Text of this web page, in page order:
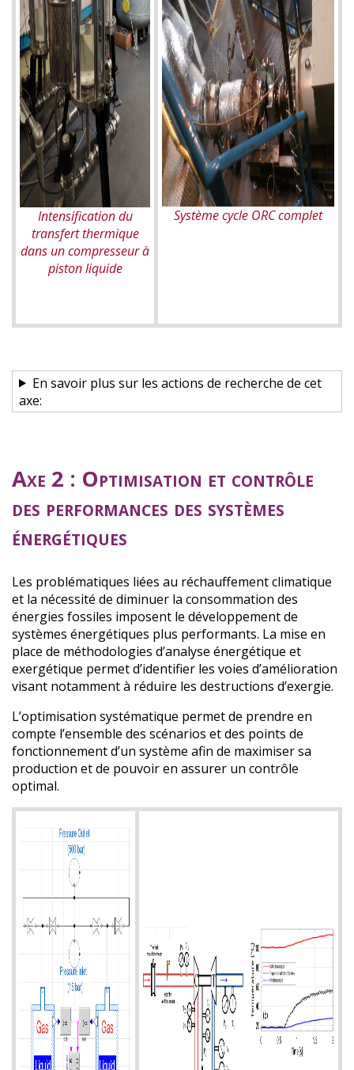
Intensification du
transfert thermique
dans un compresseur à
piston liquide
Système cycle ORC complet
En savoir plus sur les actions de recherche de cet
axe:
Axe 2 : Optimisation et contrôle
des performances des systèmes
énergétiques
Les problématiques liées au réchauffement climatique
et la nécessité de diminuer la consommation des
énergies fossiles imposent le développement de
systèmes énergétiques plus performants. La mise en
place de méthodologies d’analyse énergétique et
exergétique permet d’identifier les voies d’amélioration
visant notamment à réduire les destructions d’exergie.
L’optimisation systématique permet de prendre en
compte l’ensemble des scénarios et des points de
fonctionnement d’un système afin de maximiser sa
production et de pouvoir en assurer un contrôle
optimal.